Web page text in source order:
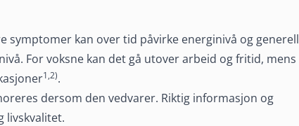
symptomer kan over tid påvirke energinivå og generell
For voksne kan det gå utover arbeid og fritid, mens
1,2).
dersom den vedvarer. Riktig informasjon og
livskvalitet.